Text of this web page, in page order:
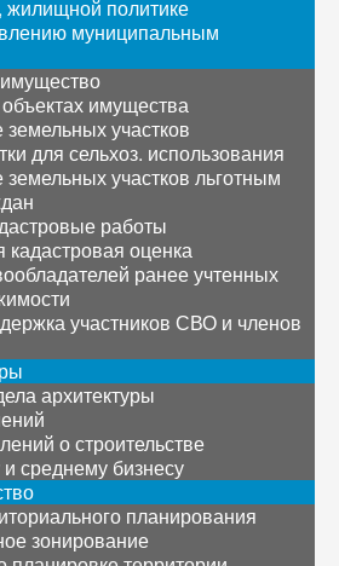
политике
муниципальным
имущества
участков
для сельхоз. использования
участков льготным
работы
кадастровая оценка
ранее учтенных
участников СВО и членов
архитектуры
о строительстве
среднему бизнесу
планирования
зонирование